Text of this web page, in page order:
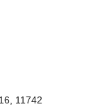
11742